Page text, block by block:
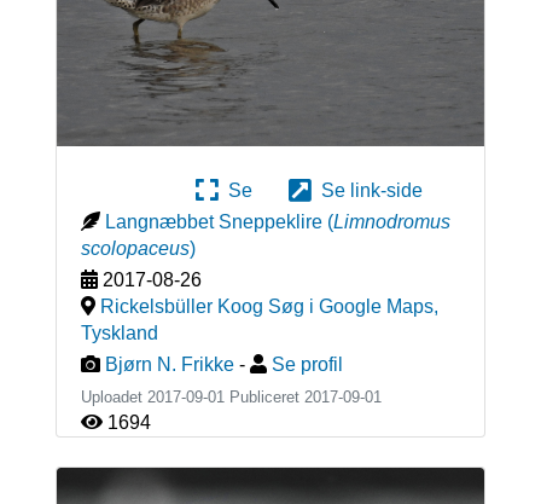
Se
Se link-side
Langnæbbet Sneppeklire (Limnodromus
scolopaceus)
2017-08-26
Rickelsbüller Koog Søg i Google Maps,
Tyskland
Bjørn N. Frikke - Se profil
Uploadet 2017-09-01 Publiceret 2017-09-01
1694